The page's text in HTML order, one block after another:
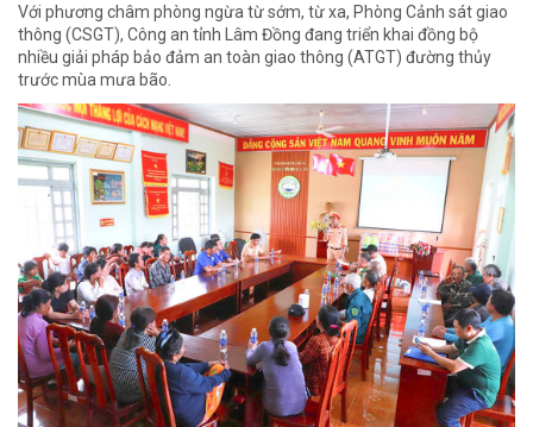
Với phương châm phòng ngừa từ sớm, từ xa, Phòng Cảnh sát giao
thông (CSGT), Công an tỉnh Lâm Đồng đang triển khai đồng bộ
nhiều giải pháp bảo đảm an toàn giao thông (ATGT) đường thủy
trước mùa mưa bão.